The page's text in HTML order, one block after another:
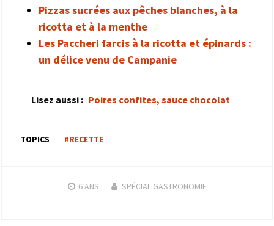
Pizzas sucrées aux pêches blanches, à la
ricotta et à la menthe
Les Paccheri farcis à la ricotta et épinards :
un délice venu de Campanie
Lisez aussi : Poires confites, sauce chocolat
TOPICS #RECETTE
6 ANS SPÉCIAL GASTRONOMIE